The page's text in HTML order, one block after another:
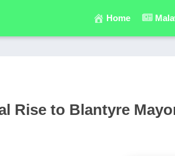
Home
Rise to Blantyre